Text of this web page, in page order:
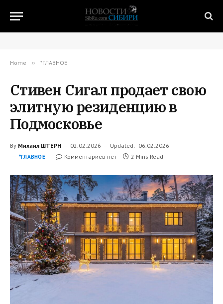
Home » *ГЛАВНОЕ
Стивен Сигал продает свою
элитную резиденцию в
Подмосковье
By Михаил ШТЕРН 02.02.2026 Updated: 06.02.2026
*ГЛАВНОЕ Комментариев нет 2 Mins Read